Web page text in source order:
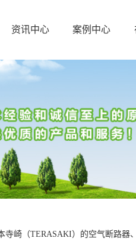
资讯中心 案例中心
崎（TERASAKI）的空气断路器